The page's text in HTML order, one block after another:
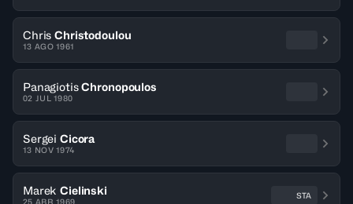
Chris Christodoulou
13 AGO 1961
Panagiotis Chronopoulos
02 JUL 1980
Sergei Cicora
13 NOV 1974
Marek Cielinski
25 ABR 1969
STA